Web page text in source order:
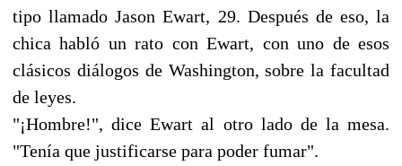
tipo llamado Jason Ewart, 29. Después de eso, la
chica habló un rato con Ewart, con uno de esos
clásicos diálogos de Washington, sobre la facultad
de leyes.
"¡Hombre!", dice Ewart al otro lado de la mesa.
"Tenía que justificarse para poder fumar".